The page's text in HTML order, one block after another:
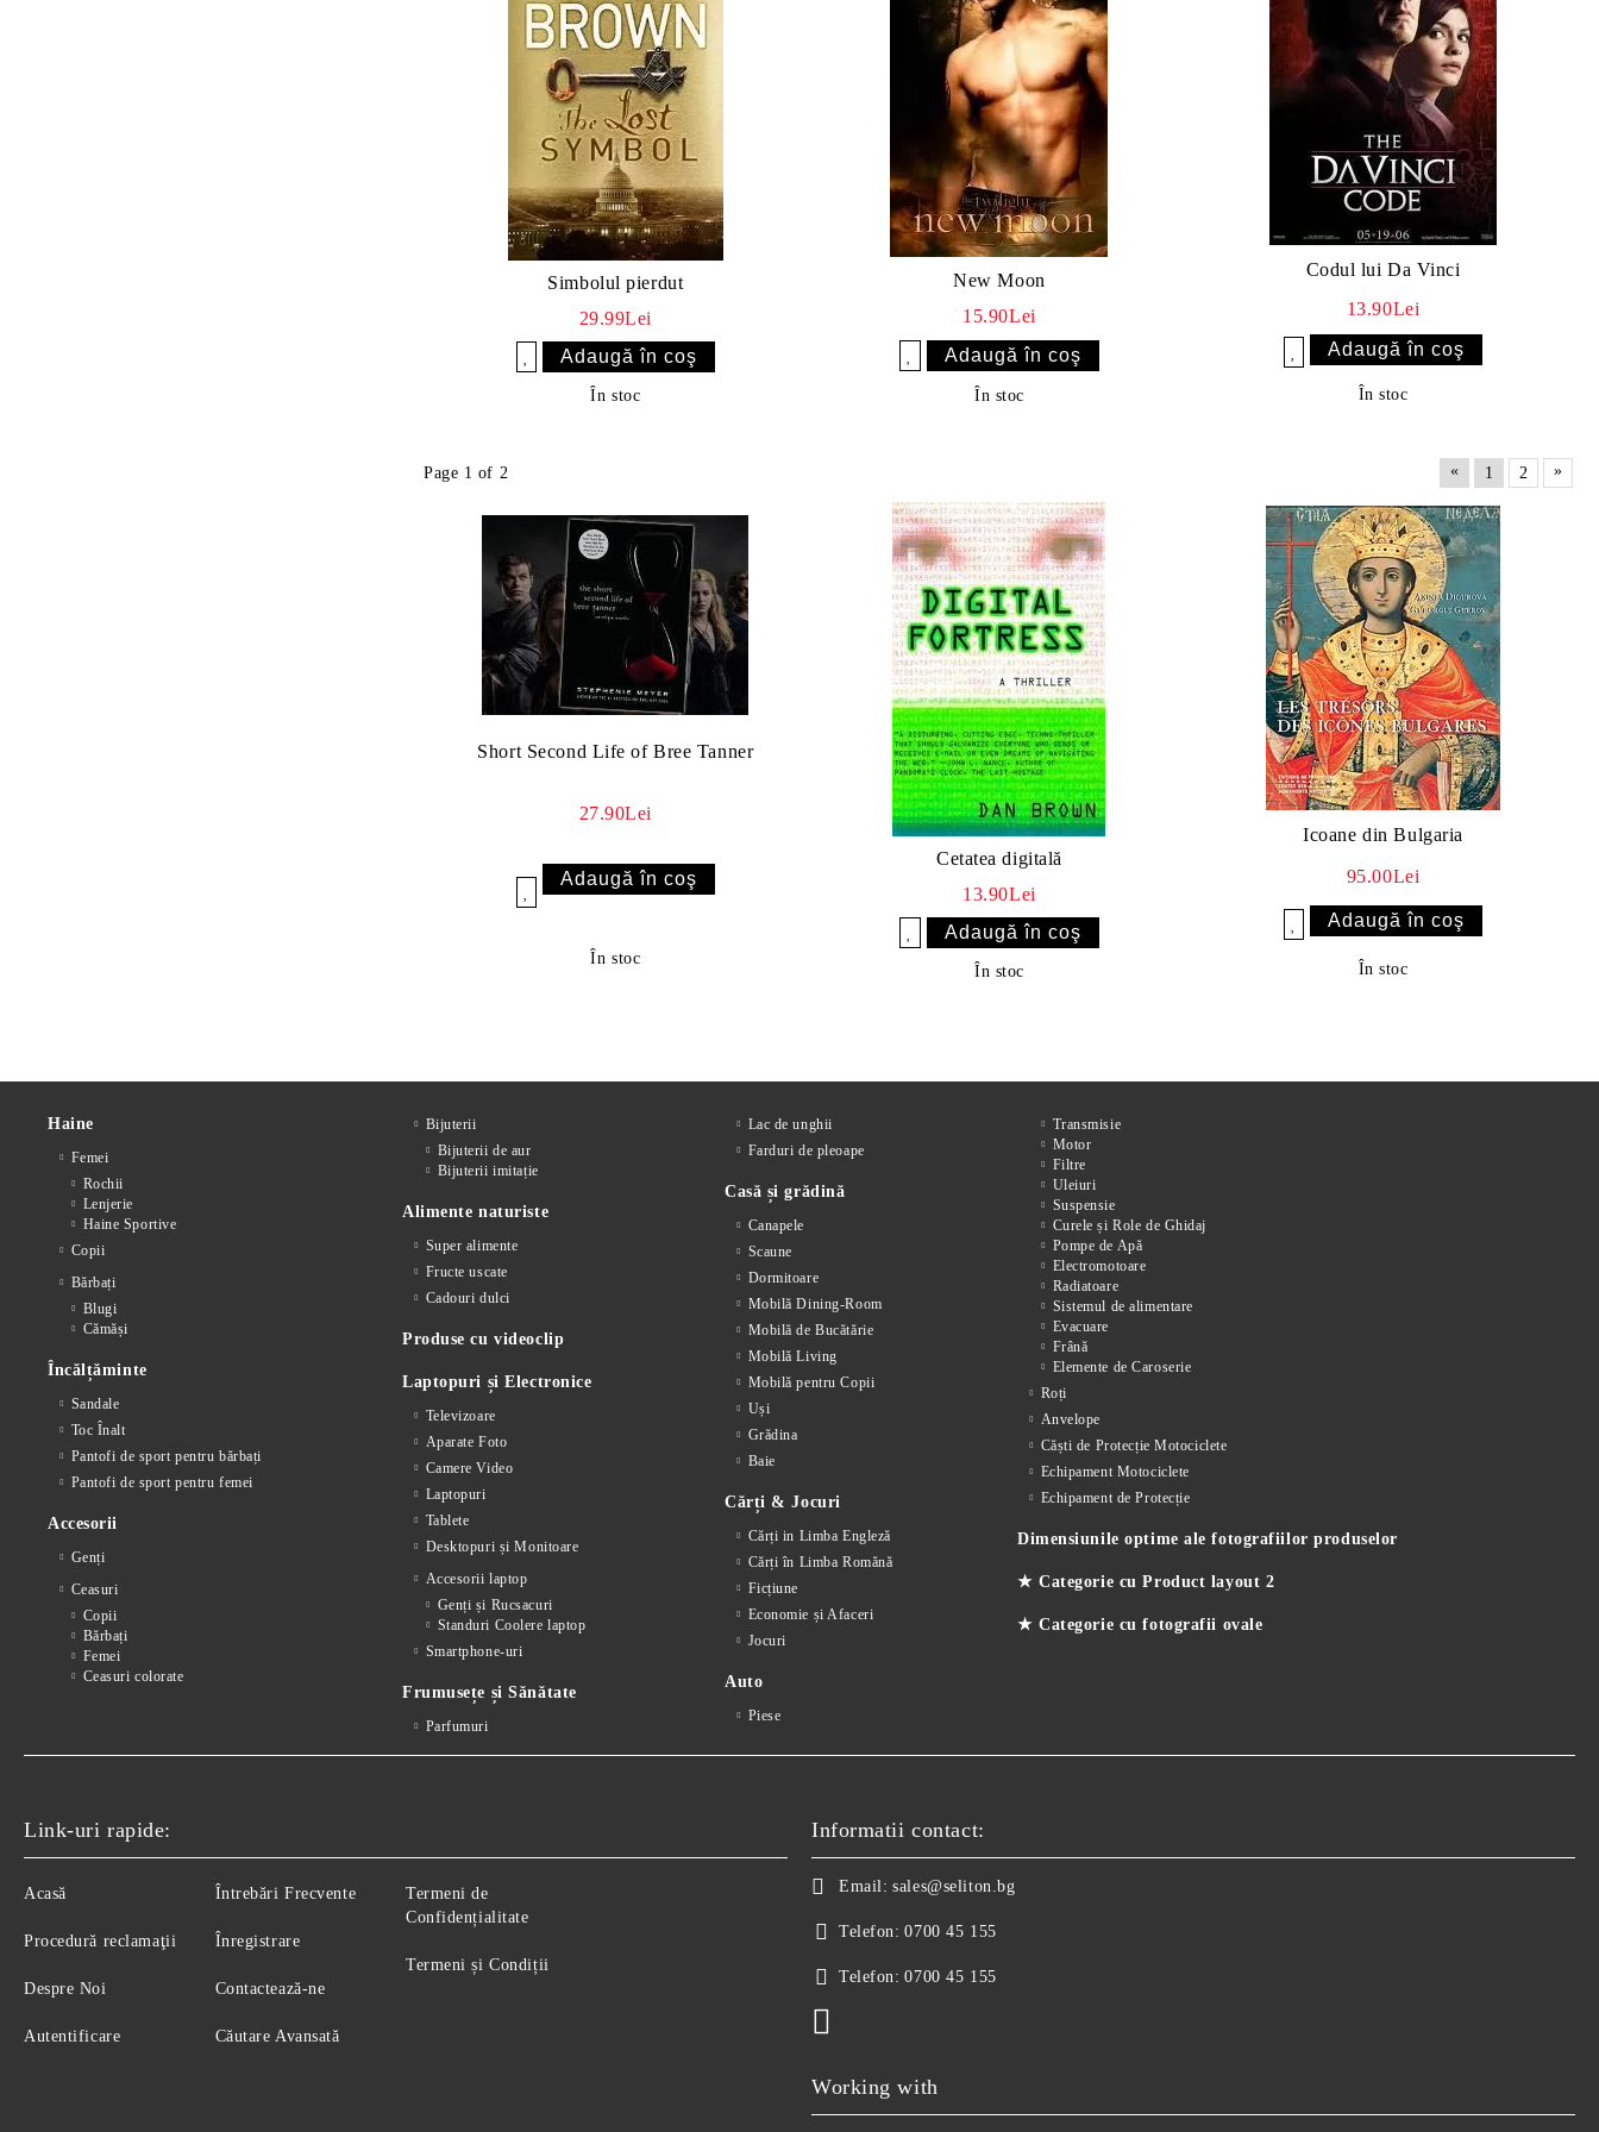
Simbolul pierdut
29.99Lei
În stoc
New Moon
15.90Lei
În stoc
Codul lui Da Vinci
13.90Lei
În stoc
Page 1 of 2 « 1 2 »
Short Second Life of Bree Tanner
27.90Lei
În stoc
Cetatea digitală
13.90Lei
În stoc
Icoane din Bulgaria
95.00Lei
În stoc
Haine
Femei
Rochii
Lenjerie
Haine Sportive
Copii
Bărbați
Blugi
Cămăși
Încălțăminte
Sandale
Toc Înalt
Pantofi de sport pentru bărbați
Pantofi de sport pentru femei
Accesorii
Genți
Ceasuri
Copii
Bărbați
Femei
Ceasuri colorate
Bijuterii
Bijuterii de aur
Bijuterii imitație
Alimente naturiste
Super alimente
Fructe uscate
Cadouri dulci
Produse cu videoclip
Laptopuri și Electronice
Televizoare
Aparate Foto
Camere Video
Laptopuri
Tablete
Desktopuri și Monitoare
Accesorii laptop
Genți și Rucsacuri
Standuri Coolere laptop
Smartphone-uri
Frumusețe și Sănătate
Parfumuri
Lac de unghii
Farduri de pleoape
Casă și grădină
Canapele
Scaune
Dormitoare
Mobilă Dining-Room
Mobilă de Bucătărie
Mobilă Living
Mobilă pentru Copii
Uși
Grădina
Baie
Cărți & Jocuri
Cărți in Limba Engleză
Cărți în Limba Romănă
Ficțiune
Economie și Afaceri
Jocuri
Auto
Piese
Transmisie
Motor
Filtre
Uleiuri
Suspensie
Curele și Role de Ghidaj
Pompe de Apă
Electromotoare
Radiatoare
Sistemul de alimentare
Evacuare
Frână
Elemente de Caroserie
Roți
Anvelope
Căști de Protecție Motociclete
Echipament Motociclete
Echipament de Protecție
Dimensiunile optime ale fotografiilor produselor
★ Categorie cu Product layout 2
★ Categorie cu fotografii ovale
Link-uri rapide:
Acasă
Procedură reclamaţii
Despre Noi
Autentificare
Întrebări Frecvente
Înregistrare
Contactează-ne
Căutare Avansată
Termeni de
Confidențialitate
Termeni și Condiții
Informatii contact:
Email: sales@seliton.bg
Telefon: 0700 45 155
Telefon: 0700 45 155
Working with